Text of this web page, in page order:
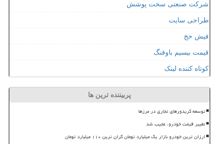
شرکت صنعتی سخت پوشش
طراحی سایت
فیش حج
قیمت بیسیم باوفنگ
کوتاه کننده لینک
پربیننده ترین ها
توسعه کریدورهای تجاری در مرزها
تغییر قیمت خودرو، عجیب شد
ارزان ترین خودرو بازار یک میلیارد تومان گران ترین ۱۱۰ میلیارد تومان